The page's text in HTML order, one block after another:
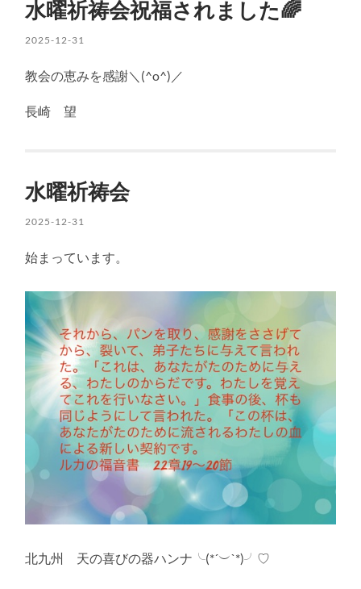
水曜祈祷会祝福されました🌈
2025-12-31
教会の恵みを感謝＼(^o^)／
長崎 望
水曜祈祷会
2025-12-31
始まっています。
北九州 天の喜びの器ハンナ╰(*´︶`*)╯♡